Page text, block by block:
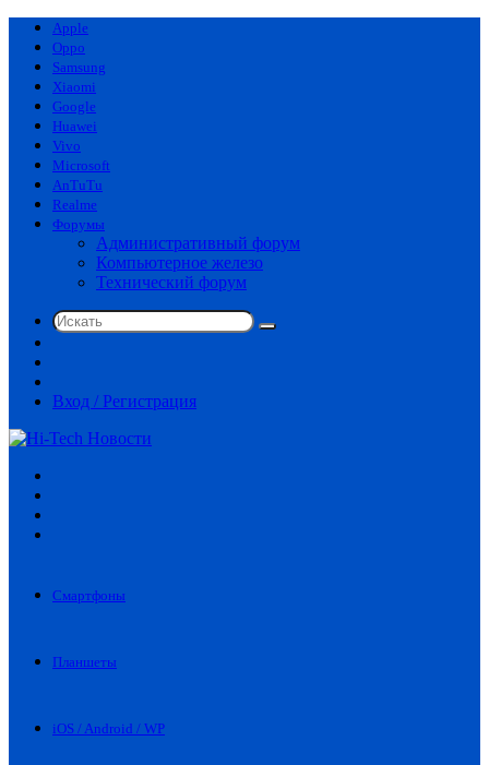
Apple
Oppo
Samsung
Xiaomi
Google
Huawei
Vivo
Microsoft
AnTuTu
Realme
Форумы
Административный форум
Компьютерное железо
Технический форум
Искать
статья
Вход / Регистрация
Смартфоны
Планшеты
iOS / Android / WP